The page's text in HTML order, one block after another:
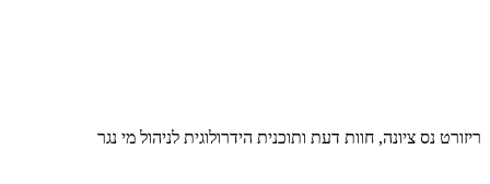
ריזורט נס ציונה, חוות דעת ותוכנית הידרולוגית לניהול מי נגר